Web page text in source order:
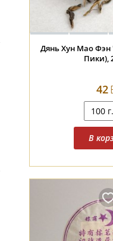
Дянь Хун Мао
Пики),
42